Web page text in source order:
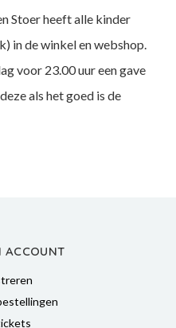
Stoer heeft alle kinder
in de winkel en webshop.
voor 23.00 uur een gave
als het goed is de
ACCOUNT